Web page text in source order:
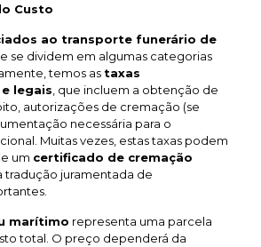
Custo
ao transporte funerário de
se dividem em algumas categorias
temos as taxas
legais , que incluem a obtenção de
autorizações de cremação (se
necessária para o
Muitas vezes, estas taxas podem
um certificado de cremação
tradução juramentada de
marítimo representa uma parcela
total. O preço dependerá da